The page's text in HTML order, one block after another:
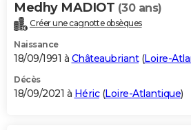
Medhy MADIOT (30 ans)
Créer une cagnotte obsèques
Naissance
18/09/1991 à Châteaubriant(Loire-
Décès
18/09/2021 à Héric(Loire-Atlantique)